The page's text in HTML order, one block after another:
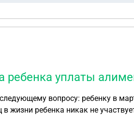
уплаты
году ребенок поступил в колледж на очное обучение. Срок